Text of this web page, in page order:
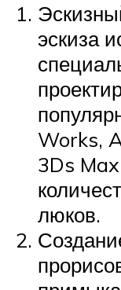
эскиза
Works,
3Ds
люков.